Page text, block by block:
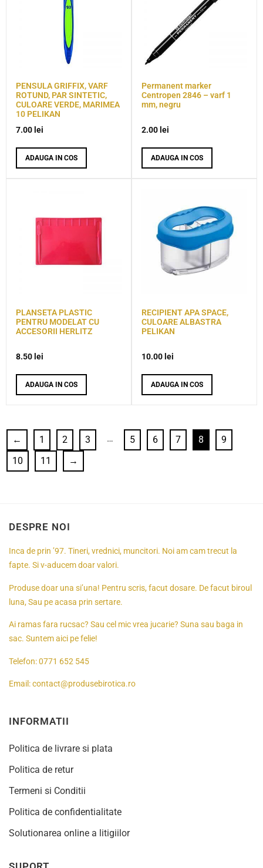
PENSULA GRIFFIX, VARF
ROTUND, PAR SINTETIC,
CULOARE VERDE, MARIMEA
10 PELIKAN
7.00 lei
ADAUGA IN COS
Permanent marker
Centropen 2846 – varf 1
mm, negru
2.00 lei
ADAUGA IN COS
PLANSETA PLASTIC
PENTRU MODELAT CU
ACCESORII HERLITZ
8.50 lei
ADAUGA IN COS
RECIPIENT APA SPACE,
CULOARE ALBASTRA
PELIKAN
10.00 lei
ADAUGA IN COS
← 1 2 3 … 5 6 7 8
9
10
11 →
DESPRE NOI
Inca de prin ’97. Tineri, vrednici, muncitori. Noi am cam trecut la
fapte. Si v-aducem doar valori.
Produse doar una si’una! Pentru scris, facut dosare. De facut biroul
luna, Sau pe acasa prin sertare.
Ai ramas fara rucsac? Sau cel mic vrea jucarie? Suna sau baga in
sac. Suntem aici pe felie!
Telefon:0771 652 545
Email:contact@produsebirotica.ro
INFORMATII
Politica de livrare si plata
Politica de retur
Termeni si Conditii
Politica de confidentialitate
Solutionarea online a litigiilor